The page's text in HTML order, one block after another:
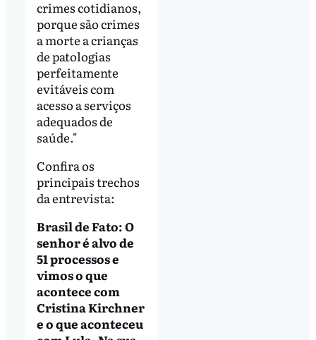
crimes cotidianos,
porque são crimes
a morte a crianças
de patologias
perfeitamente
evitáveis com
acesso a serviços
adequados de
saúde."
Confira os
principais trechos
da entrevista:
Brasil de Fato: O
senhor é alvo de
51 processos e
vimos o que
acontece com
Cristina Kirchner
e o que aconteceu